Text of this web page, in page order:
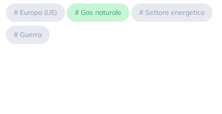
# Europa (UE) # Gas naturale # Settore energetico
# Guerra